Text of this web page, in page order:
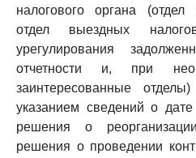
налогового органа (отдел
отдел выездных
урегулирования
отчетности и, при
заинтересованные
указанием сведений о
решения о
решения о проведении